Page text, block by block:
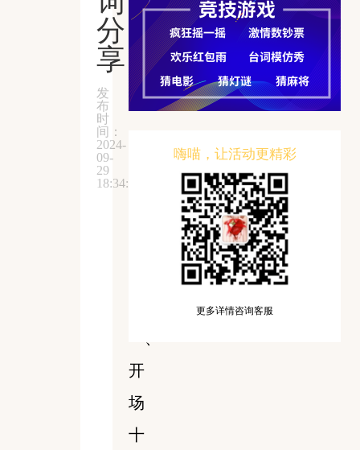
分
享
发
布
时
间：
2024-
09-
29
18:34:57
一、
开
场
十
嗨喵，让活动更精彩
更多详情咨询客服